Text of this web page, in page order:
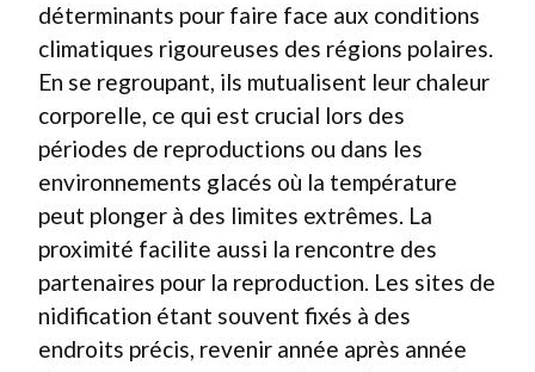
déterminants pour faire face aux conditions
climatiques rigoureuses des régions polaires.
En se regroupant, ils mutualisent leur chaleur
corporelle, ce qui est crucial lors des
périodes de reproductions ou dans les
environnements glacés où la température
peut plonger à des limites extrêmes. La
proximité facilite aussi la rencontre des
partenaires pour la reproduction. Les sites de
nidification étant souvent fixés à des
endroits précis, revenir année après année